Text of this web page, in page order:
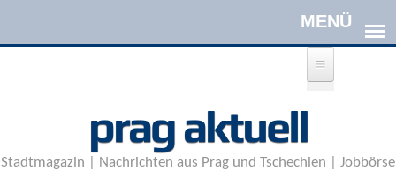
l
prag aktuell
Stadtmagazin | Nachrichten aus Prag und Tschechien | Jobbörse